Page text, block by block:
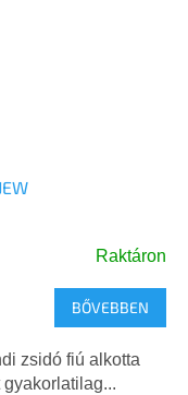
Raktáron
BŐVEBBEN
zsidó fiú alkotta